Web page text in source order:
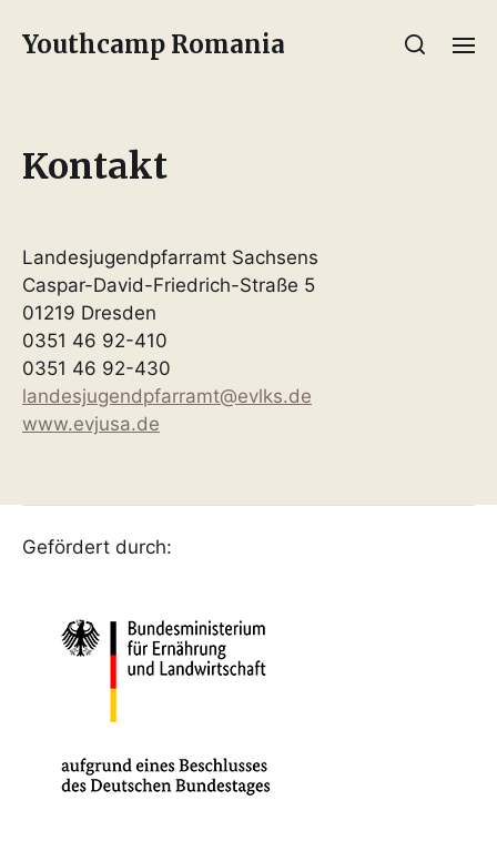
Youthcamp Romania
Kontakt
Landesjugendpfarramt Sachsens
Caspar-David-Friedrich-Straße 5
01219 Dresden
0351 46 92-410
0351 46 92-430
landesjugendpfarramt@evlks.de
www.evjusa.de
Gefördert durch: